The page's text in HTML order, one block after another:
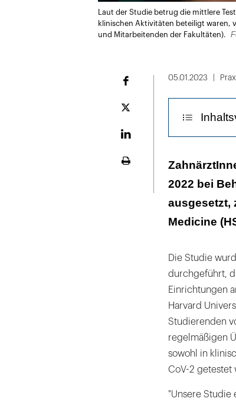
Laut der Studie betrug die mittlere
klinischen Aktivitäten beteiligt waren,
und Mitarbeitenden der Fakultäten).
Plattform
05.01.2023
2022 bei
ausgesetzt,
Medicine
Die Studie
durchgeführt,
Einrichtungen
Harvard
Studierenden
regelmäßigen
sowohl in
CoV-2 getestet
"Unsere Studie